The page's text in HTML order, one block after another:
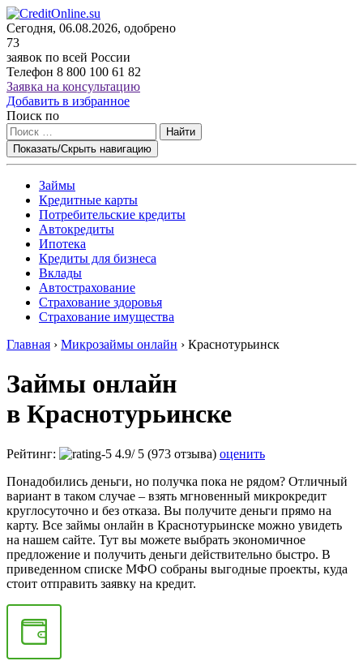
Сегодня, 06.08.2026, одобрено
73
заявок по всей России
Телефон 8 800 100 61 82
Заявка на консультацию
Добавить в избранное
Поиск по
Найти
Показать/Скрыть навигацию
Займы
Кредитные карты
Потребительские кредиты
Автокредиты
Ипотека
Кредиты для бизнеса
Вклады
Автострахование
Страхование здоровья
Страхование имущества
Главная › Микрозаймы онлайн › Краснотурьинск
Займы онлайн
в Краснотурьинске
Рейтинг: 4.9/ 5 (973 отзыва) оценить
Понадобились деньги, но получка пока не рядом? Отличный
вариант в таком случае – взять мгновенный микрокредит
круглосуточно и без отказа. Вы получите деньги прямо на
карту. Все займы онлайн в Краснотурьинске можно увидеть
на нашем сайте. Тут вы можете выбрать экономичное
предложение и получить деньги действительно быстро. В
приведенном списке МФО собраны выгодные проекты, куда
стоит отправить заявку на кредит.